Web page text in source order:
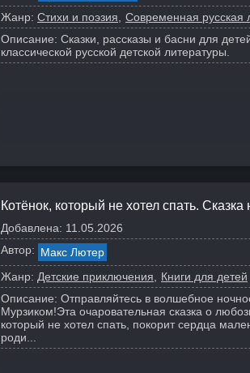
Жанр: Стихи и поэзия
Современная русская
Описание: Сказки, рассказы и басни для
классической русской детской литературы.
Котёнок, который не хотел спать. Сказка
Добавлена: 11.05.2026
Автор: Макс Лютер
Жанр: Детские приключения
Книги для детей
Описание: Отправляйтесь в волшебное
Мурзиком!Эта очаровательная сказка о
который не хотел спать, покорит сердца
роди...